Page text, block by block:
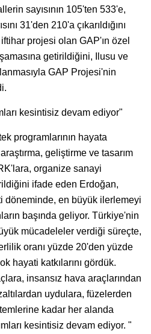
sayısının 105'ten 533'e,
31'den 210'a çıkarıldığını
projesi olan GAP'ın özel
getirildiğini, Ilusu ve
GAP Projesi'nin
kesintisiz devam ediyor"
programlarının hayata
geliştirme ve tasarım
organize sanayi
ifade eden Erdoğan,
döneminde, en büyük ilerlemeyi
başında geliyor. Türkiye'nin
mücadeleler verdiği süreçte,
oranı yüzde 20'den yüzde
hayati katkılarını gördük.
insansız hava araçlarından
uydulara, füzelerden
kadar her alanda
kesintisiz devam ediyor. "